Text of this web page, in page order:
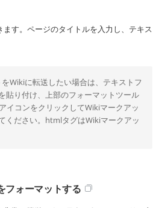
ます。ページのタイトルを入力し、テキス
Wikiに転送したい場合は、テキストフ
貼り付け、上部のフォーマットツール
アイコンをクリックしてWikiマークアッ
ください。htmlタグはWikiマークアッ
フォーマットする